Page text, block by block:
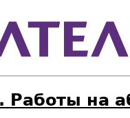
Работы на